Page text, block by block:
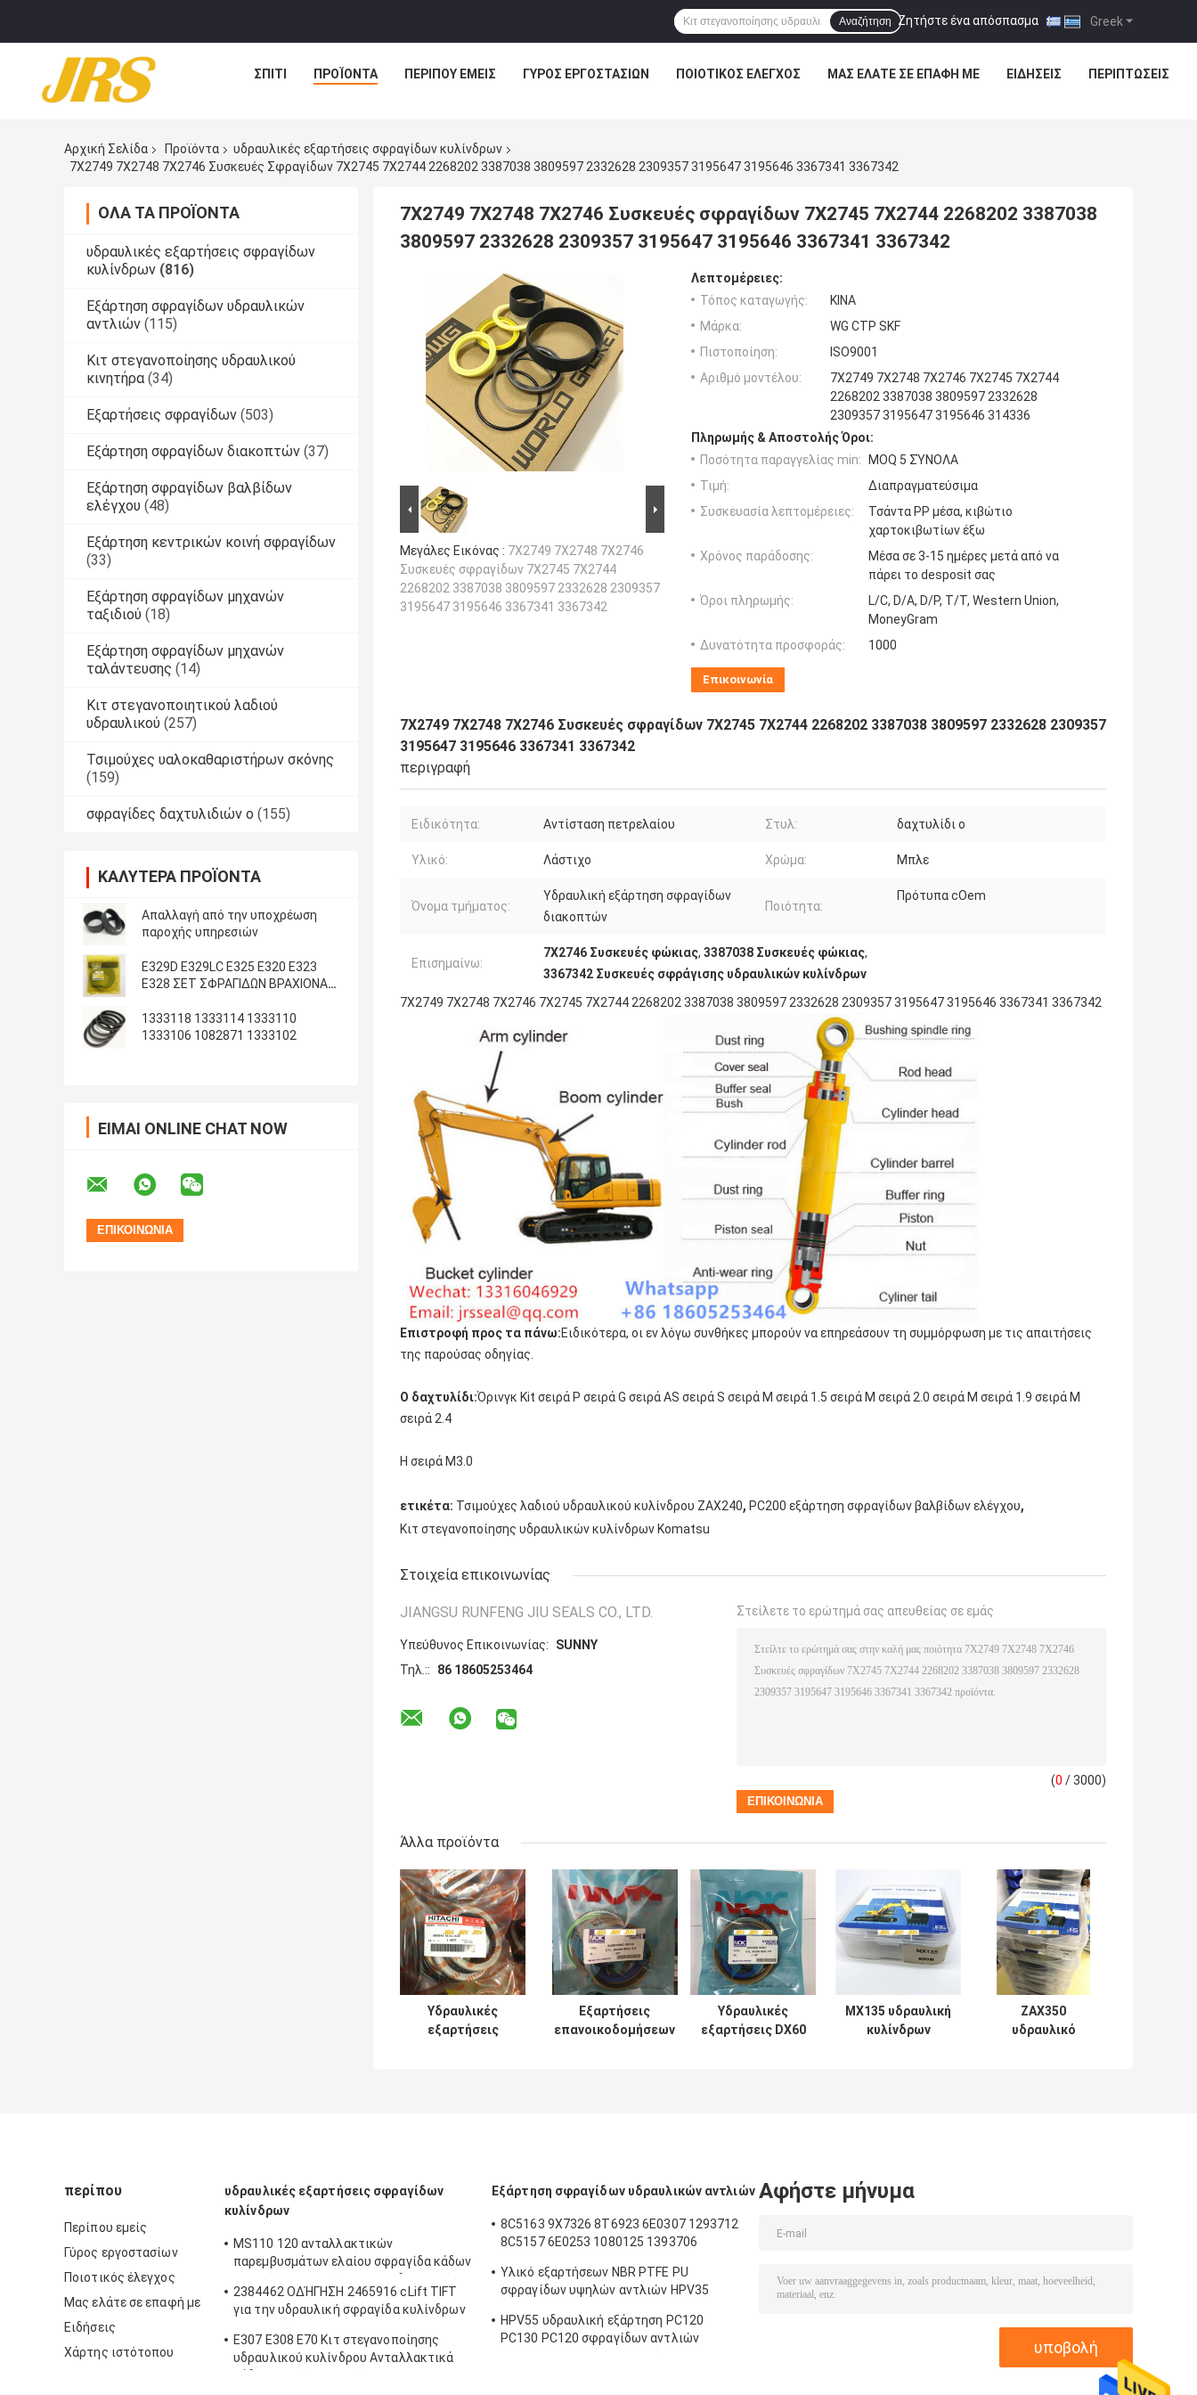
Greek
Ζητήστε ένα απόσπασμα |
Αναζήτηση
ΣΠΊΤΙ ΠΡΟΪΌΝΤΑ ΠΕΡΊΠΟΥ ΕΜΕΊΣ ΓΎΡΟΣ ΕΡΓΟΣΤΑΣΊΩΝ ΠΟΙΟΤΙΚΌΣ ΈΛΕΓΧΟΣ ΜΑΣ ΕΛΆΤΕ ΣΕ ΕΠΑΦΉ ΜΕ ΕΙΔΉΣΕΙΣ ΠΕΡΙΠΤΏΣΕΙΣ
Αρχική Σελίδα Προϊόντα
υδραυλικές εξαρτήσεις σφραγίδων κυλίνδρων
7X2749 7X2748 7X2746 Συσκευές Σφραγίδων 7X2745 7X2744 2268202 3387038 3809597 2332628 2309357 3195647 3195646 3367341 3367342
ΌΛΑ ΤΑ ΠΡΟΪΌΝΤΑ
υδραυλικές εξαρτήσεις σφραγίδων
κυλίνδρων (816)
Εξάρτηση σφραγίδων υδραυλικών
αντλιών (115)
Κιτ στεγανοποίησης υδραυλικού
κινητήρα (34)
Εξαρτήσεις σφραγίδων (503)
Εξάρτηση σφραγίδων διακοπτών (37)
Εξάρτηση σφραγίδων βαλβίδων
ελέγχου (48)
Εξάρτηση κεντρικών κοινή σφραγίδων
(33)
Εξάρτηση σφραγίδων μηχανών
ταξιδιού (18)
Εξάρτηση σφραγίδων μηχανών
ταλάντευσης (14)
Κιτ στεγανοποιητικού λαδιού
υδραυλικού (257)
Τσιμούχες υαλοκαθαριστήρων σκόνης
(159)
σφραγίδες δαχτυλιδιών ο (155)
ΚΑΛΎΤΕΡΑ ΠΡΟΪΌΝΤΑ
Απαλλαγή από την υποχρέωση
παροχής υπηρεσιών
E329D E329LC E325 E320 E323
E328 ΣΕΤ ΣΦΡΑΓΙΔΩΝ ΒΡΑΧΙΟΝΑ
1333118 1333114 1333110
1333106 1082871 1333102
ΕΊΜΑΙ ONLINE CHAT NOW
7X2749 7X2748 7X2746 Συσκευές σφραγίδων 7X2745 7X2744 2268202 3387038
3809597 2332628 2309357 3195647 3195646 3367341 3367342
Μεγάλες Εικόνας : 7X2749 7X2748 7X2746
Συσκευές σφραγίδων 7X2745 7X2744
2268202 3387038 3809597 2332628 2309357
3195647 3195646 3367341 3367342
Λεπτομέρειες:
Τόπος καταγωγής:
ΚΙΝΑ
Μάρκα:
WG CTP SKF
Πιστοποίηση:
ISO9001
Αριθμό μοντέλου:
7X2749 7X2748 7X2746 7X2745 7X2744
2268202 3387038 3809597 2332628
2309357 3195647 3195646 314336
Πληρωμής & Αποστολής Όροι:
Ποσότητα παραγγελίας min: MOQ 5 ΣΎΝΟΛΑ
Τιμή:
Διαπραγματεύσιμα
Συσκευασία λεπτομέρειες:
Τσάντα PP μέσα, κιβώτιο
χαρτοκιβωτίων έξω
Χρόνος παράδοσης:
Μέσα σε 3-15 ημέρες μετά από να
πάρει το desposit σας
Όροι πληρωμής:
L/C, D/A, D/P, T/T, Western Union,
MoneyGram
Δυνατότητα προσφοράς:
1000
Επικοινωνία
7X2749 7X2748 7X2746 Συσκευές σφραγίδων 7X2745 7X2744 2268202 3387038 3809597 2332628 2309357
3195647 3195646 3367341 3367342
περιγραφή
Ειδικότητα: Αντίσταση πετρελαίου Στυλ: δαχτυλίδι ο
Υλικό: Λάστιχο Χρώμα: Μπλε
Όνομα τμήματος:
Υδραυλική εξάρτηση σφραγίδων
διακοπτών
Ποιότητα:
Πρότυπα cOem
Επισημαίνω:
7X2746 Συσκευές φώκιας, 3387038 Συσκευές φώκιας,
3367342 Συσκευές σφράγισης υδραυλικών κυλίνδρων
7X2749 7X2748 7X2746 7X2745 7X2744 2268202 3387038 3809597 2332628 2309357 3195647 3195646 3367341 3367342
Επιστροφή προς τα πάνω:Ειδικότερα, οι εν λόγω συνθήκες μπορούν να επηρεάσουν τη συμμόρφωση με τις απαιτήσεις
της παρούσας οδηγίας.
Ο δαχτυλίδι:Όρινγκ Kit σειρά P σειρά G σειρά AS σειρά S σειρά M σειρά 1.5 σειρά M σειρά 2.0 σειρά M σειρά 1.9 σειρά M
σειρά 2.4
Η σειρά M3.0
ετικέτα: Τσιμούχες λαδιού υδραυλικού κυλίνδρου ZAX240, PC200 εξάρτηση σφραγίδων βαλβίδων ελέγχου,
Κιτ στεγανοποίησης υδραυλικών κυλίνδρων Komatsu
Στοιχεία επικοινωνίας
JIANGSU RUNFENG JIU SEALS CO., LTD.
Υπεύθυνος Επικοινωνίας:
SUNNY
Τηλ.::
86 18605253464
Στείλετε το ερώτημά σας απευθείας σε εμάς
(0 / 3000)
Άλλα προϊόντα
Υδραυλικές
εξαρτήσεις
Εξαρτήσεις
επανοικοδομήσεων
Υδραυλικές
εξαρτήσεις DX60
MX135 υδραυλική
κυλίνδρων
ZAX350
υδραυλικό
περίπου
Περίπου εμείς
Γύρος εργοστασίων
Ποιοτικός έλεγχος
Μας ελάτε σε επαφή με
Ειδήσεις
Χάρτης ιστότοπου
υδραυλικές εξαρτήσεις σφραγίδων
κυλίνδρων
MS110 120 ανταλλακτικών
παρεμβυσμάτων ελαίου σφραγίδα κάδων
βραχιόνων βραχιόνων 180 υδραυλική
κυλίνδρων εξαρτήσεων σφραγίδων
εκσκαφέων σφραγίδων κάδων
βραχιόνων βραχιόνων
2384462 ΟΔΉΓΗΣΗ 2465916 cLift TIFT
για την υδραυλική σφραγίδα κυλίνδρων
E307 E308 E70 Κιτ στεγανοποίησης
υδραυλικού κυλίνδρου Ανταλλακτικά
κάδου βραχίονα βραχίονα
Εξάρτηση σφραγίδων υδραυλικών αντλιών
8C5163 9X7326 8T6923 6E0307 1293712
8C5157 6E0253 1080125 1393706
1214185 1301857 0996998
Υλικό εξαρτήσεων NBR PTFE PU
σφραγίδων υψηλών αντλιών HPV35
HPV55 υδραυλική εξάρτηση PC120
PC130 PC120 σφραγίδων αντλιών
εργαλείων για τον εκσκαφέα
Αφήστε μήνυμα